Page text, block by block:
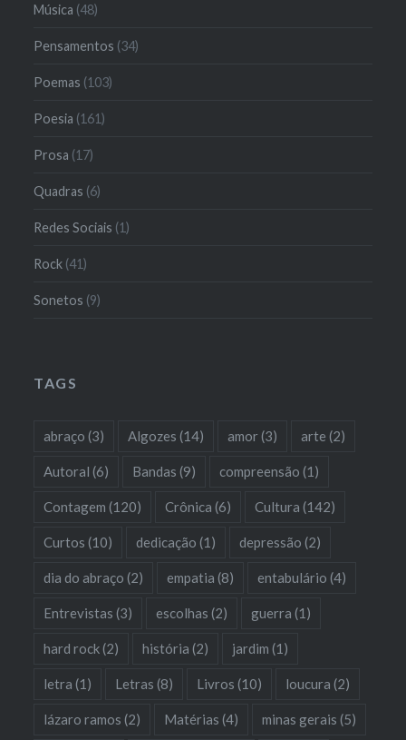
Música (48)
Pensamentos (34)
Poemas (103)
Poesia (161)
Prosa (17)
Quadras (6)
Redes Sociais (1)
Rock (41)
Sonetos (9)
TAGS
abraço (3) Algozes (14) amor(3) arte (2)
Autoral (6) Bandas (9) compreensão (1)
Contagem (120) Crônica (6) Cultura (142)
Curtos (10) dedicação (1) depressão (2)
dia do abraço (2) empatia (8) entabulário (4)
Entrevistas (3) escolhas (2) guerra (1)
hard rock(2) história (2) jardim (1)
letra (1) Letras (8) Livros (10) loucura (2)
lázaro ramos (2) Matérias (4) minas gerais (5)